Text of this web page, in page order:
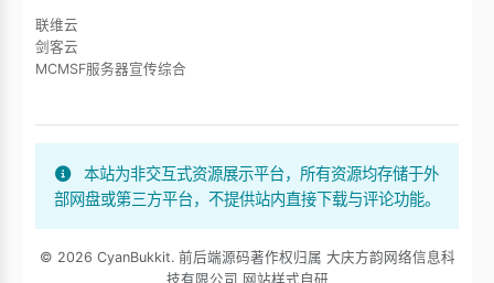
联维云
剑客云
MCMSF服务器宣传综合
本站为非交互式资源展示平台，所有资源均存储于外
部网盘或第三方平台，不提供站内直接下载与评论功能。
© 2026 CyanBukkit. 前后端源码著作权归属 大庆方韵网络信息科
技有限公司 网站样式自研